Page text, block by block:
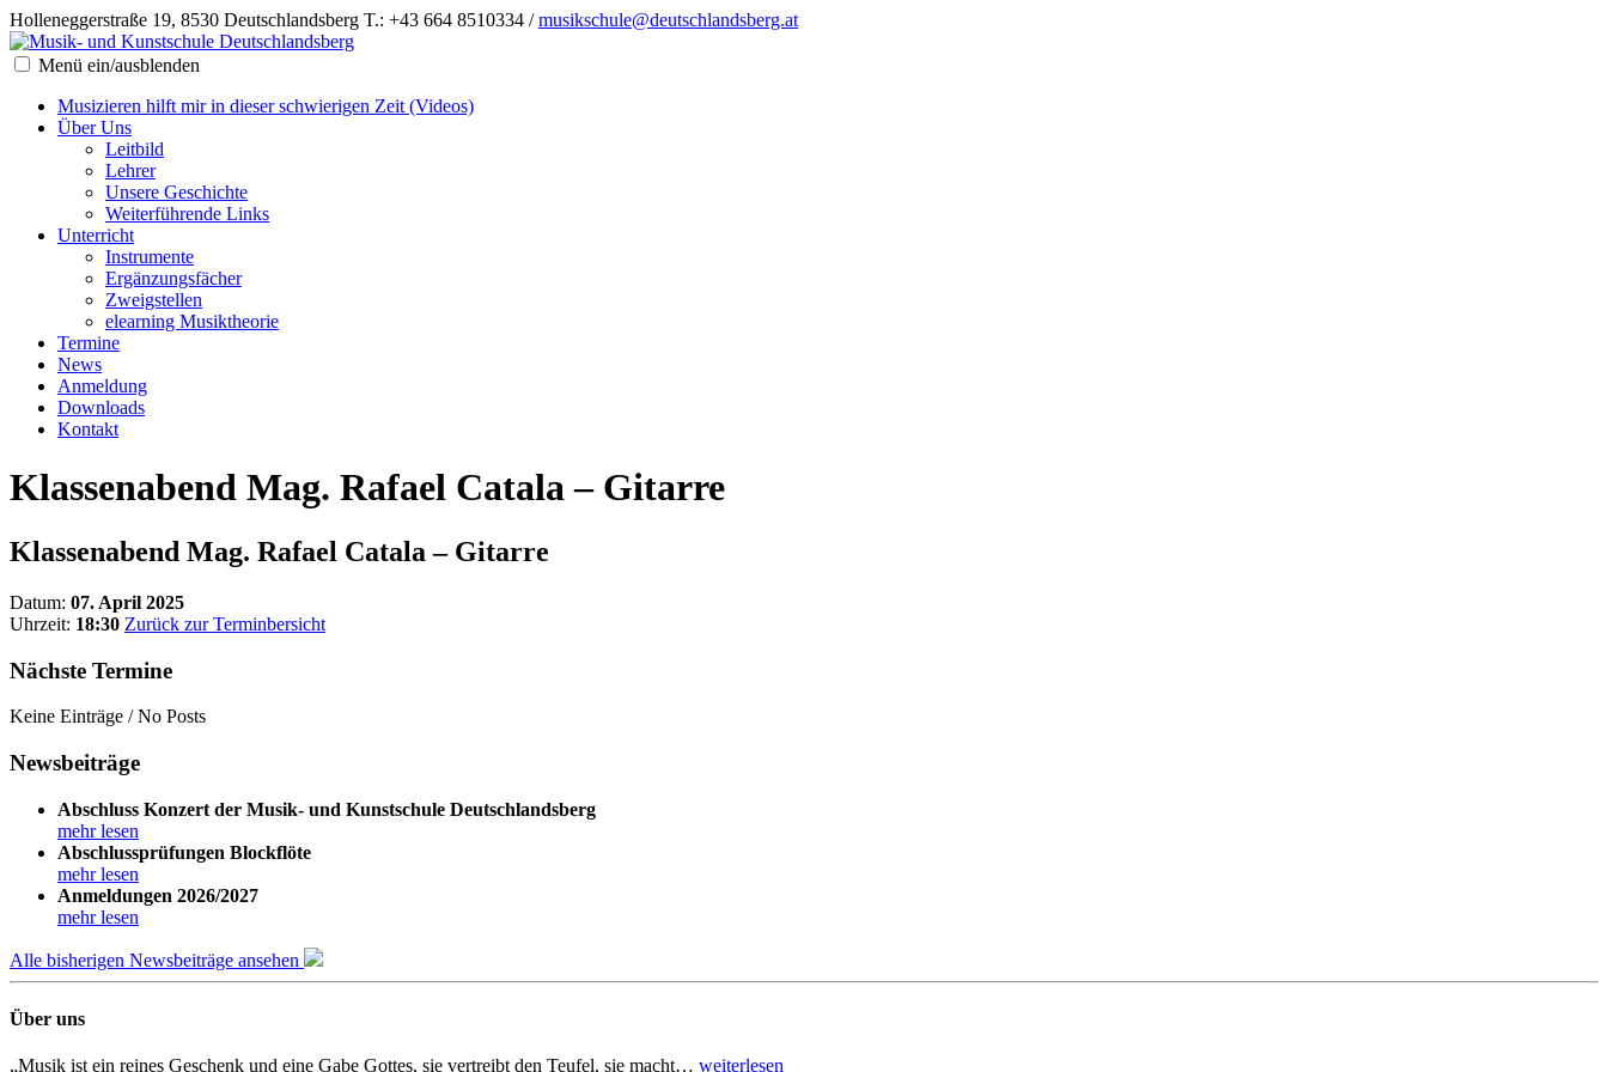
Holleneggerstraße 19, 8530 Deutschlandsberg T.: +43 664 8510334 /musikschule@deutschlandsberg.at
Menü ein/ausblenden
Musizieren hilft mir in dieser schwierigen Zeit (Videos)
Über Uns
Leitbild
Lehrer
Unsere Geschichte
Weiterführende Links
Unterricht
Instrumente
Ergänzungsfächer
Zweigstellen
elearning Musiktheorie
Termine
News
Anmeldung
Downloads
Kontakt
Klassenabend Mag. Rafael Catala – Gitarre
Klassenabend Mag. Rafael Catala – Gitarre
Datum: 07. April 2025
Uhrzeit: 18:30 Zurück zur Terminbersicht
Nächste Termine
Keine Einträge / No Posts
Newsbeiträge
Abschluss Konzert der Musik- und Kunstschule Deutschlandsberg
mehr lesen
Abschlussprüfungen Blockflöte
mehr lesen
Anmeldungen 2026/2027
mehr lesen
Alle bisherigen Newsbeiträge ansehen
Über uns
„Musik ist ein reines Geschenk und eine Gabe Gottes, sie vertreibt den Teufel, sie macht… weiterlesen